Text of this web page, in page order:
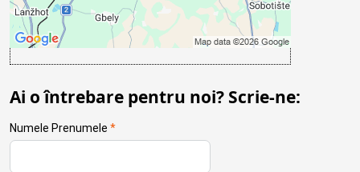
Deschideți conținutul într-o fereastră nouă
Ai o întrebare pentru noi? Scrie-ne:
Numele Prenumele *